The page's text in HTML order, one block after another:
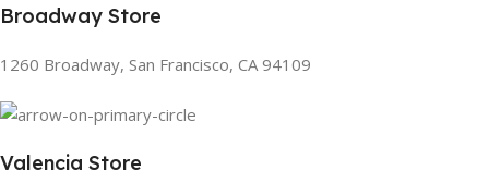
Broadway Store
1260 Broadway, San Francisco, CA 94109
Valencia Store